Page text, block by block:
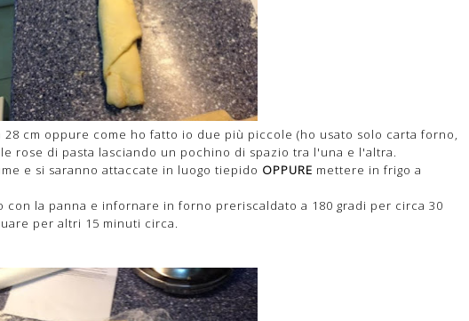
cm oppure come ho fatto io due più piccole (ho usato solo carta forno,
rose di pasta lasciando un pochino di spazio tra l'una e l'altra.
e si saranno attaccate in luogo tiepido OPPURE mettere in frigo a
la panna e infornare in forno preriscaldato a 180 gradi per circa 30
per altri 15 minuti circa.